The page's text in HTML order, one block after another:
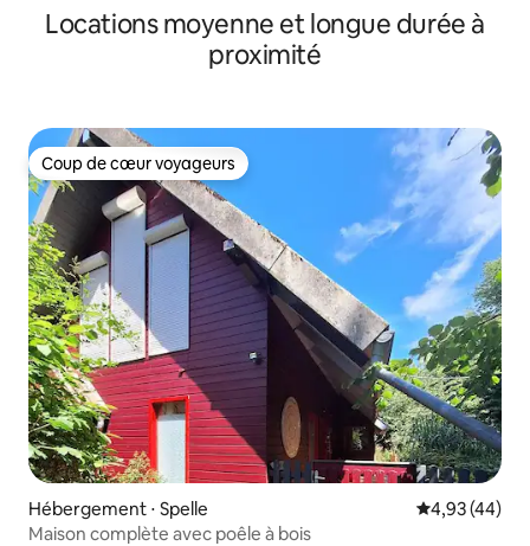
Locations moyenne et longue durée à
proximité
Coup de cœur voyageurs
Coup de cœur voyageurs
Hébergement ⋅ Spelle Évaluation
4,93 (44)
Maison complète avec poêle à bois